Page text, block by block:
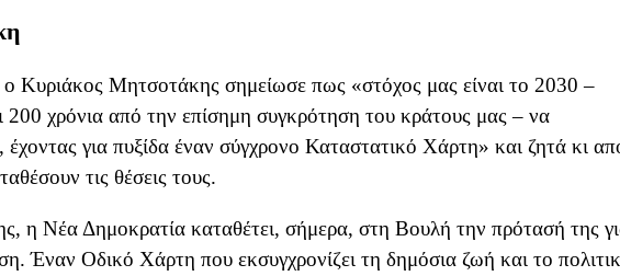
Κυριάκος Μητσοτάκης σημείωσε πως «στόχος μας είναι το 2030 –
200 χρόνια από την επίσημη συγκρότηση του κράτους μας – να
για πυξίδα έναν σύγχρονο Καταστατικό Χάρτη» και ζητά κι
τις θέσεις τους.
η Νέα Δημοκρατία καταθέτει, σήμερα, στη Βουλή την πρότασή της
Έναν Οδικό Χάρτη που εκσυγχρονίζει τη δημόσια ζωή και το